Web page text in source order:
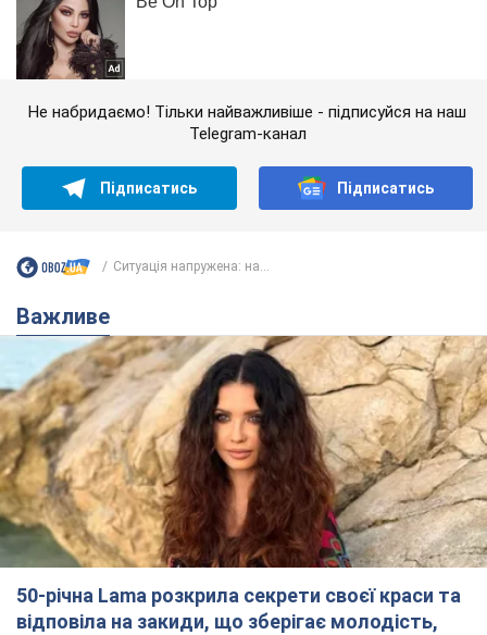
Не набридаємо! Тільки найважливіше - підписуйся на наш
Telegram-канал
Підписатись Підписатись
Ситуація напружена: на...
Важливе
50-річна Lama розкрила секрети своєї краси та
відповіла на закиди, що зберігає молодість,